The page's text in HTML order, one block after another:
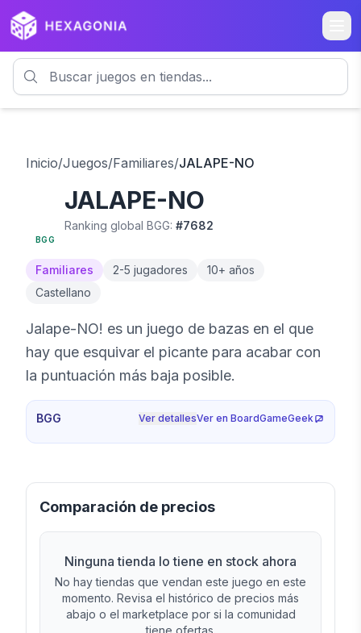
Inicio/Juegos/Familiares/JALAPE-NO
BGG
JALAPE-NO
Ranking global BGG: #7682
Familiares 2-5 jugadores 10+ años
Castellano
Jalape-NO! es un juego de bazas en el que
hay que esquivar el picante para acabar con
la puntuación más baja posible.
BGG Ver detallesVer en BoardGameGeek
Comparación de precios
Ninguna tienda lo tiene en stock ahora
No hay tiendas que vendan este juego en este
momento. Revisa el histórico de precios más
abajo o el marketplace por si la comunidad
tiene ofertas.